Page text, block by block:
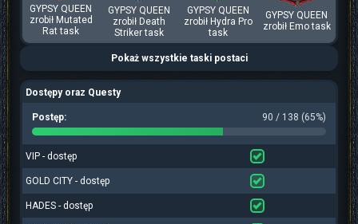
GYPSY QUEEN
zrobił Mutated
Rat task
GYPSY QUEEN
zrobił Death
Striker task
GYPSY QUEEN
zrobił Hydra Pro
task
GYPSY QUEEN
zrobił Emo task
Pokaż wszystkie taski postaci
Dostępy oraz Questy
Postęp: 90 / 138 (65%)
VIP - dostęp
GOLD CITY - dostęp
HADES - dostęp